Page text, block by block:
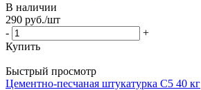
В наличии
290 руб./шт
-
+
Купить
Быстрый просмотр
Цементно-песчаная штукатурка C5 40 кг